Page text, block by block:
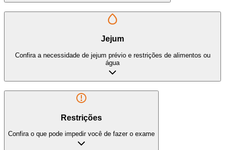
Jejum
Confira a necessidade de jejum prévio e restrições de alimentos ou
água
Restrições
Confira o que pode impedir você de fazer o exame